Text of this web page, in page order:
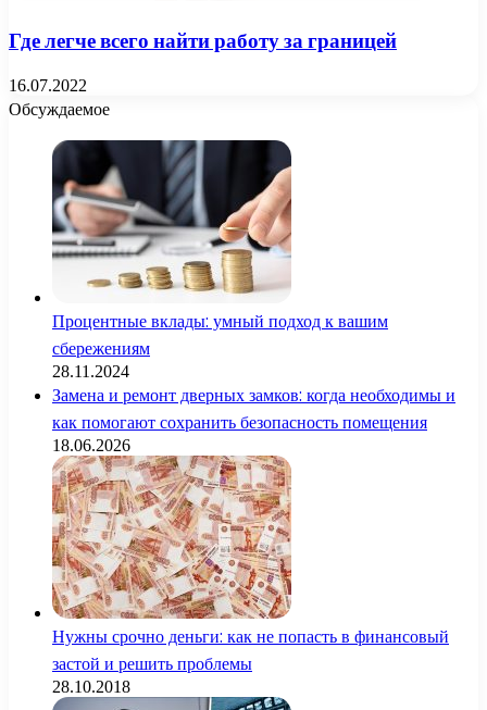
Где легче всего найти работу за границей
16.07.2022
Обсуждаемое
Процентные вклады: умный подход к вашим
сбережениям
28.11.2024
Замена и ремонт дверных замков: когда необходимы и
как помогают сохранить безопасность помещения
18.06.2026
Нужны срочно деньги: как не попасть в финансовый
застой и решить проблемы
28.10.2018